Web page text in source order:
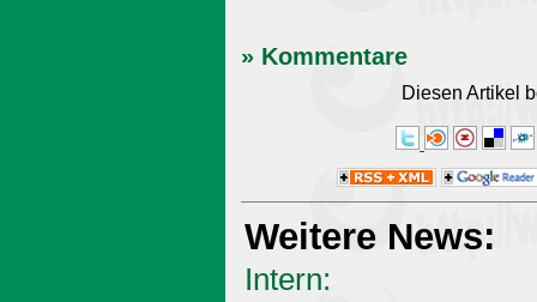
» Kommentare
Diesen Artikel
Weitere News:
Intern: